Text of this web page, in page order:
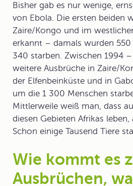
Bisher gab es nur wenige,
von Ebola. Die ersten beiden
Zaire/Kongo und im
erkannt – damals wurden
340 starben. Zwischen 1994
weitere Ausbrüche in Zaire/
der Elfenbeinküste und in
um die 1 300 Menschen
Mittlerweile weiß man, dass
diesen Gebieten Afrikas
Schon einige Tausend Tiere
Wie kommt es
Ausbrüchen,